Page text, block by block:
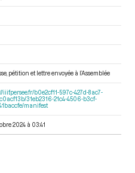
12 germinal An II (21 mars au 1er avril 1794)
pétition et lettre envoyée à l’Assemblée
iiif.persee.fr/b0e2cf11-597c-427d-8ac7-
31eb2316-21c4-4506-b3cf-
manifest
2024 à 03:41